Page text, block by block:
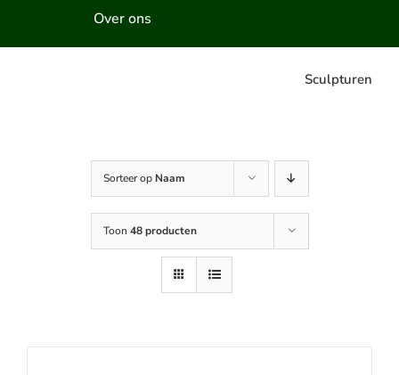
Over ons
Sculpturen
Sorteer op Naam
Toon 48 producten